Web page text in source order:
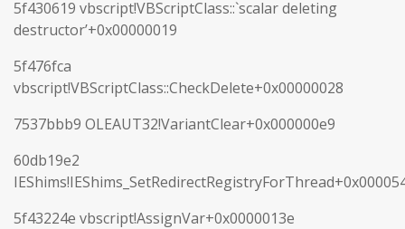
5f430619 vbscript!VBScriptClass::`scalar deleting
destructor’+0x00000019
5f476fca
vbscript!VBScriptClass::CheckDelete+0x00000028
7537bbb9 OLEAUT32!VariantClear+0x000000e9
60db19e2
5f43224e vbscript!AssignVar+0x0000013e